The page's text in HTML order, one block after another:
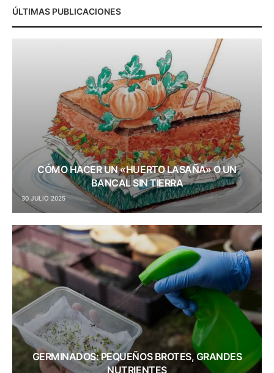
ÚLTIMAS PUBLICACIONES
CÓMO HACER UN «HUERTO LASAÑA» O UN
BANCAL SIN TIERRA
30 JULIO 2025
GERMINADOS: PEQUEÑOS BROTES, GRANDES
NUTRIENTES